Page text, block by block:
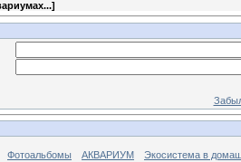
]
Фотоальбомы АКВАРИУМ
Экосистема в